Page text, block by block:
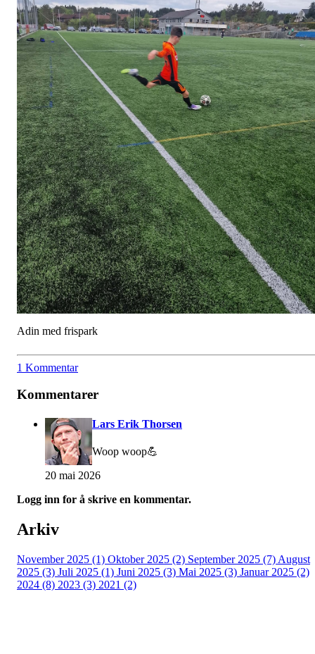
Adin med frispark
1 Kommentar
Kommentarer
Lars Erik Thorsen
Woop woop💪
20 mai 2026
Logg inn for å skrive en kommentar.
Arkiv
November 2025 (1) Oktober 2025 (2) September 2025 (7) August
2025 (3) Juli 2025 (1) Juni 2025 (3) Mai 2025 (3) Januar 2025 (2)
2024 (8) 2023 (3) 2021 (2)